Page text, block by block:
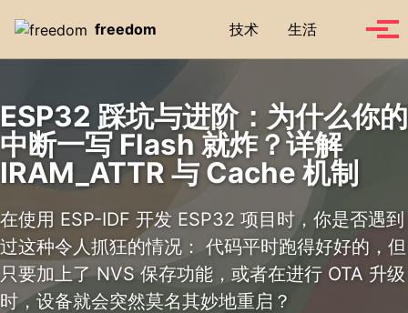
freedom
技术 生活 Toggle
ESP32 踩坑与进阶：为什么你的
中断一写 Flash 就炸？详解
IRAM_ATTR 与 Cache 机制
在使用 ESP-IDF 开发 ESP32 项目时，你是否遇到
过这种令人抓狂的情况： 代码平时跑得好好的，但
只要加上了 NVS 保存功能，或者在进行 OTA 升级
时，设备就会突然莫名其妙地重启？